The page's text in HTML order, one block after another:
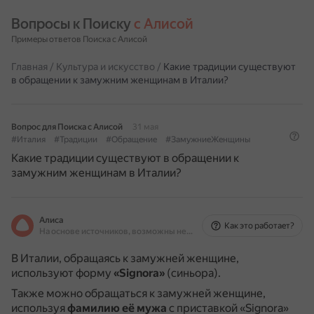
Вопросы к Поиску с Алисой
Примеры ответов Поиска с Алисой
Главная / Культура и искусство / Какие традиции существуют
в обращении к замужним женщинам в Италии?
Вопрос для Поиска с Алисой
31 мая
#Италия
#Традиции #Обращение #ЗамужниеЖенщины
Какие традиции существуют в обращении к
замужним женщинам в Италии?
Алиса
На основе источников, возможны неточности
Как это работает?
В Италии, обращаясь к замужней женщине,
используют форму «Signora» (синьора).
Также можно обращаться к замужней женщине,
используя фамилию её мужа с приставкой «Signora»